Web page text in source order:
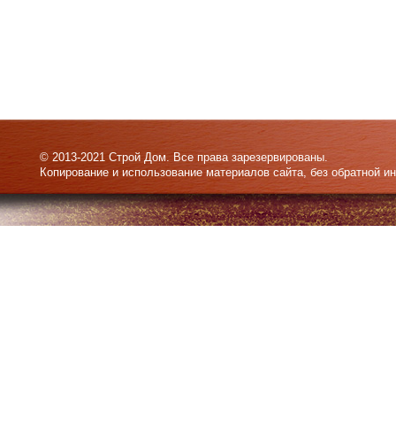
© 2013-2021 Строй Дом. Все права зарезервированы.
Копирование и использование материалов сайта, без обратной